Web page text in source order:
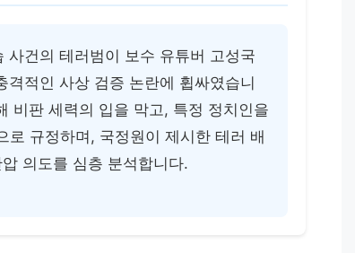
건의 테러범이 보수 유튜버 고성국
적인 사상 검증 논란에 휩싸였습니
비판 세력의 입을 막고, 특정 정치인을
로 규정하며, 국정원이 제시한 테러 배
의도를 심층 분석합니다.